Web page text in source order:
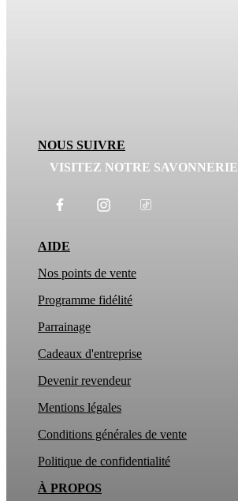
À PROPOS
AIDE
Nos points de vente
Programme fidélité
Parrainage
Cadeaux d'entreprise
Devenir revendeur
Mentions légales
Conditions générales de vente
Politique de confidentialité
NOUS SUIVRE
VISITEZ NOTRE SAVONNERIE